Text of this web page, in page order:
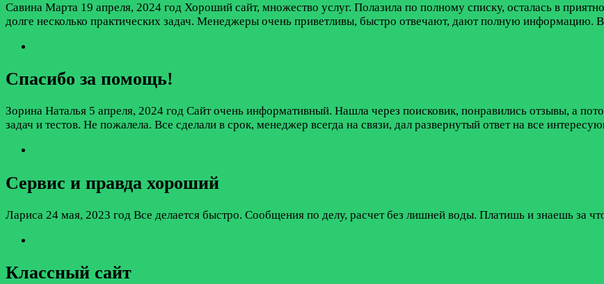
Савина Марта 19 апреля, 2024 год Хороший сайт, множество услуг. Полазила по полному списку, осталась в
долге несколько практических задач. Менеджеры очень приветливы, быстро отвечают, дают полную информацию.
Спасибо за помощь!
Зорина Наталья 5 апреля, 2024 год Сайт очень информативный. Нашла через поисковик, понравились отзывы, а
задач и тестов. Не пожалела. Все сделали в срок, менеджер всегда на связи, дал развернутый ответ на все
Сервис и правда хороший
Лариса 24 мая, 2023 год Все делается быстро. Сообщения по делу, расчет без лишней воды. Платишь и знаешь за
Классный сайт